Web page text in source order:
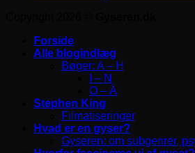
Forside
Alle blogindlæg
Bøger: A – H
I – N
O – Å
Stephen King
Filmatiseringer
Hvad er en gyser?
Gyseren: om subgenrer,